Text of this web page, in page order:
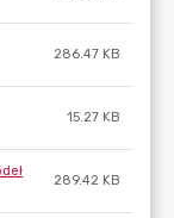
286.47 KB
15.27 KB
289.42 KB